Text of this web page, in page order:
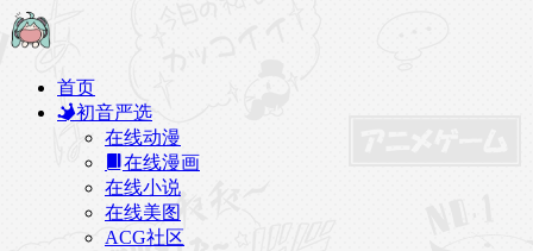
首页
初音严选
在线动漫
在线漫画
在线小说
在线美图
ACG社区